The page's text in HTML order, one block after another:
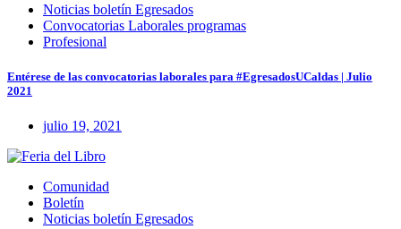
Noticias boletín Egresados
Convocatorias Laborales programas
Profesional
Entérese de las convocatorias laborales para #EgresadosUCaldas | Julio
2021
julio 19, 2021
Comunidad
Boletín
Noticias boletín Egresados